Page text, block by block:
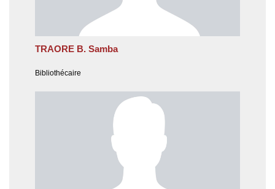
TRAORE B. Samba
Bibliothécaire